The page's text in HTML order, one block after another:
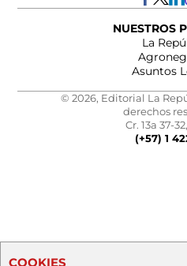
NUESTROS
La
Asuntos
© 2026, Editorial La
derechos
Cr. 13a 37-
(+57) 1
COOKIES